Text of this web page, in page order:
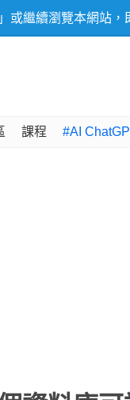
或繼續瀏覽本網站，
課程 #AI